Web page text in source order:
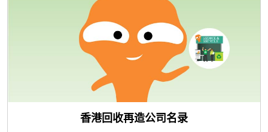
香港回收再造公司名录